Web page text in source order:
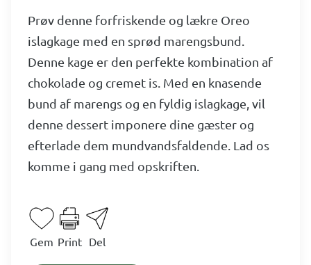
Prøv denne forfriskende og lækre Oreo
islagkage med en sprød marengsbund.
Denne kage er den perfekte kombination af
chokolade og cremet is. Med en knasende
bund af marengs og en fyldig islagkage, vil
denne dessert imponere dine gæster og
efterlade dem mundvandsfaldende. Lad os
komme i gang med opskriften.
Gem Print Del